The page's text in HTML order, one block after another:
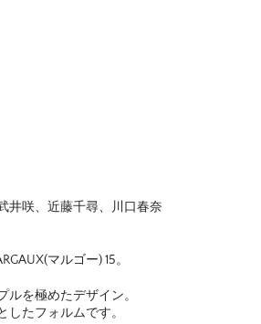
井咲、近藤千尋、川口春奈
マルゴー) 15。
を極めたデザイン。
たフォルムです。